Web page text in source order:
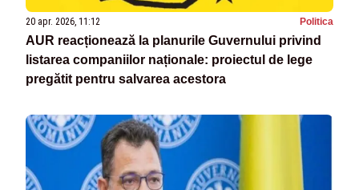
20 apr. 2026, 11:12 Politica
AUR reacționează la planurile Guvernului privind
listarea companiilor naționale: proiectul de lege
pregătit pentru salvarea acestora